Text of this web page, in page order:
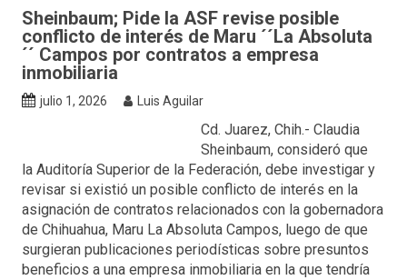
Sheinbaum; Pide la ASF revise posible
conflicto de interés de Maru ´´La Absoluta
´´ Campos por contratos a empresa
inmobiliaria
julio 1, 2026 Luis Aguilar
Cd. Juarez, Chih.- Claudia
Sheinbaum, consideró que
la Auditoría Superior de la Federación, debe investigar y
revisar si existió un posible conflicto de interés en la
asignación de contratos relacionados con la gobernadora
de Chihuahua, Maru La Absoluta Campos, luego de que
surgieran publicaciones periodísticas sobre presuntos
beneficios a una empresa inmobiliaria en la que tendría